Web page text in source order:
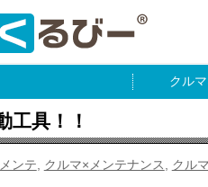
工具！！
ンテ クルマ×メンテナンス クル